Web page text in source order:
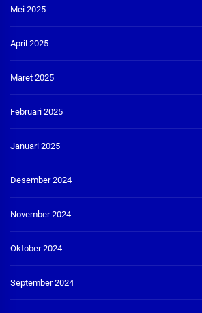
Mei 2025
April 2025
Maret 2025
Februari 2025
Januari 2025
Desember 2024
November 2024
Oktober 2024
September 2024